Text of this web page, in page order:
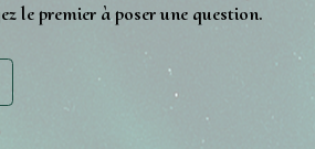
le premier à poser une question.